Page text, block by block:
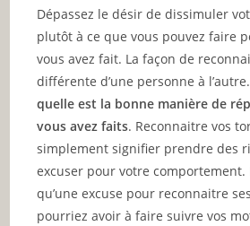
Dépassez le désir de dissimuler
plutôt à ce que vous pouvez faire
vous avez fait. La façon de
différente d’une personne à
quelle est la bonne manière de
vous avez faits. Reconnaitre vos
simplement signifier prendre des
excuser pour votre
qu’une excuse pour reconnaitre
pourriez avoir à faire suivre vos